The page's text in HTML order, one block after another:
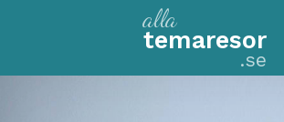
alla
temaresor
.se